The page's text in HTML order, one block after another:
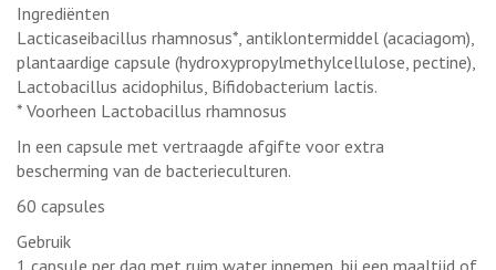
Ingrediënten
Lacticaseibacillus rhamnosus*, antiklontermiddel (acaciagom),
plantaardige capsule (hydroxypropylmethylcellulose, pectine),
Lactobacillus acidophilus, Bifidobacterium lactis.
* Voorheen Lactobacillus rhamnosus
In een capsule met vertraagde afgifte voor extra
bescherming van de bacterieculturen.
60 capsules
Gebruik
1 capsule per dag met ruim water innemen, bij een maaltijd of